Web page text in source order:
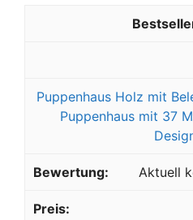
Puppenhaus Holz mit
Puppenhaus mit 37
Aktuell